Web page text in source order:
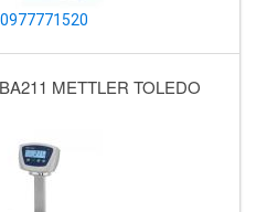
0977771520
METTLER TOLEDO